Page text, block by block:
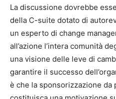
La discussione dovrebbe
della C-suite dotato di
un esperto di change
all’azione l’intera comunità
una visione delle leve di
garantire il successo
è che la sponsorizzazione da